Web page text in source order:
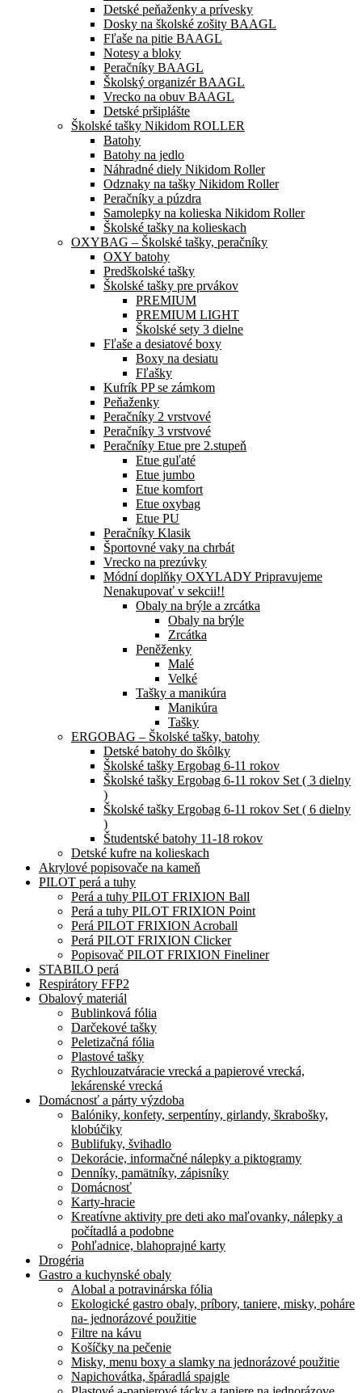
Detské peňaženky a prívesky
Dosky na školské zošity BAAGL
Fľaše na pitie BAAGL
Notesy a bloky
Peračníky BAAGL
Školský organizér BAAGL
Vrecko na obuv BAAGL
Detské pršiplášte
Školské tašky Nikidom ROLLER
Batohy
Batohy na jedlo
Náhradné diely Nikidom Roller
Odznaky na tašky Nikidom Roller
Peračníky a púzdra
Samolepky na kolieska Nikidom Roller
Školské tašky na kolieskach
OXYBAG – Školské tašky, peračníky
OXY batohy
Predškolské tašky
Školské tašky pre prvákov
PREMIUM
PREMIUM LIGHT
Školské sety 3 dielne
Fľaše a desiatové boxy
Boxy na desiatu
Fľašky
Kufrík PP se zámkom
Peňaženky
Peračníky 2 vrstvové
Peračníky 3 vrstvové
Peračníky Etue pre 2.stupeň
Etue guľaté
Etue jumbo
Etue komfort
Etue oxybag
Etue PU
Peračníky Klasik
Športovné vaky na chrbát
Vrecko na prezúvky
Módní doplňky OXYLADY Pripravujeme
Nenakupovať v sekcii!!
Obaly na brýle a zrcátka
Obaly na brýle
Zrcátka
Peněženky
Malé
Velké
Tašky a manikúra
Manikúra
Tašky
ERGOBAG – Školské tašky, batohy
Detské batohy do škôlky
Školské tašky Ergobag 6-11 rokov
Školské tašky Ergobag 6-11 rokov Set ( 3 dielny
)
Školské tašky Ergobag 6-11 rokov Set ( 6 dielny
)
Študentské batohy 11-18 rokov
Detské kufre na kolieskach
Akrylové popisovače na kameň
PILOT perá a tuhy
Perá a tuhy PILOT FRIXION Ball
Perá a tuhy PILOT FRIXION Point
Perá PILOT FRIXION Acroball
Perá PILOT FRIXION Clicker
Popisovač PILOT FRIXION Fineliner
STABILO perá
Respirátory FFP2
Obalový materiál
Bublinková fólia
Darčekové tašky
Peletizačná fólia
Plastové tašky
Rychlouzatváracie vrecká a papierové vrecká,
lekárenské vrecká
Domácnosť a párty výzdoba
Balóniky, konfety, serpentíny, girlandy, škrabošky,
klobúčiky
Bublifuky, švihadlo
Dekorácie, informačné nálepky a piktogramy
Denníky, pamätníky, zápisníky
Domácnosť
Karty-hracie
Kreatívne aktivity pre deti ako maľovanky, nálepky a
počítadlá a podobne
Pohľadnice, blahoprajné karty
Drogéria
Gastro a kuchynské obaly
Alobal a potravinárska fólia
Ekologické gastro obaly, príbory, taniere, misky, poháre
na- jednorázové použitie
Filtre na kávu
Košíčky na pečenie
Misky, menu boxy a slamky na jednorázové použitie
Napichovátka, špáradlá spajgle